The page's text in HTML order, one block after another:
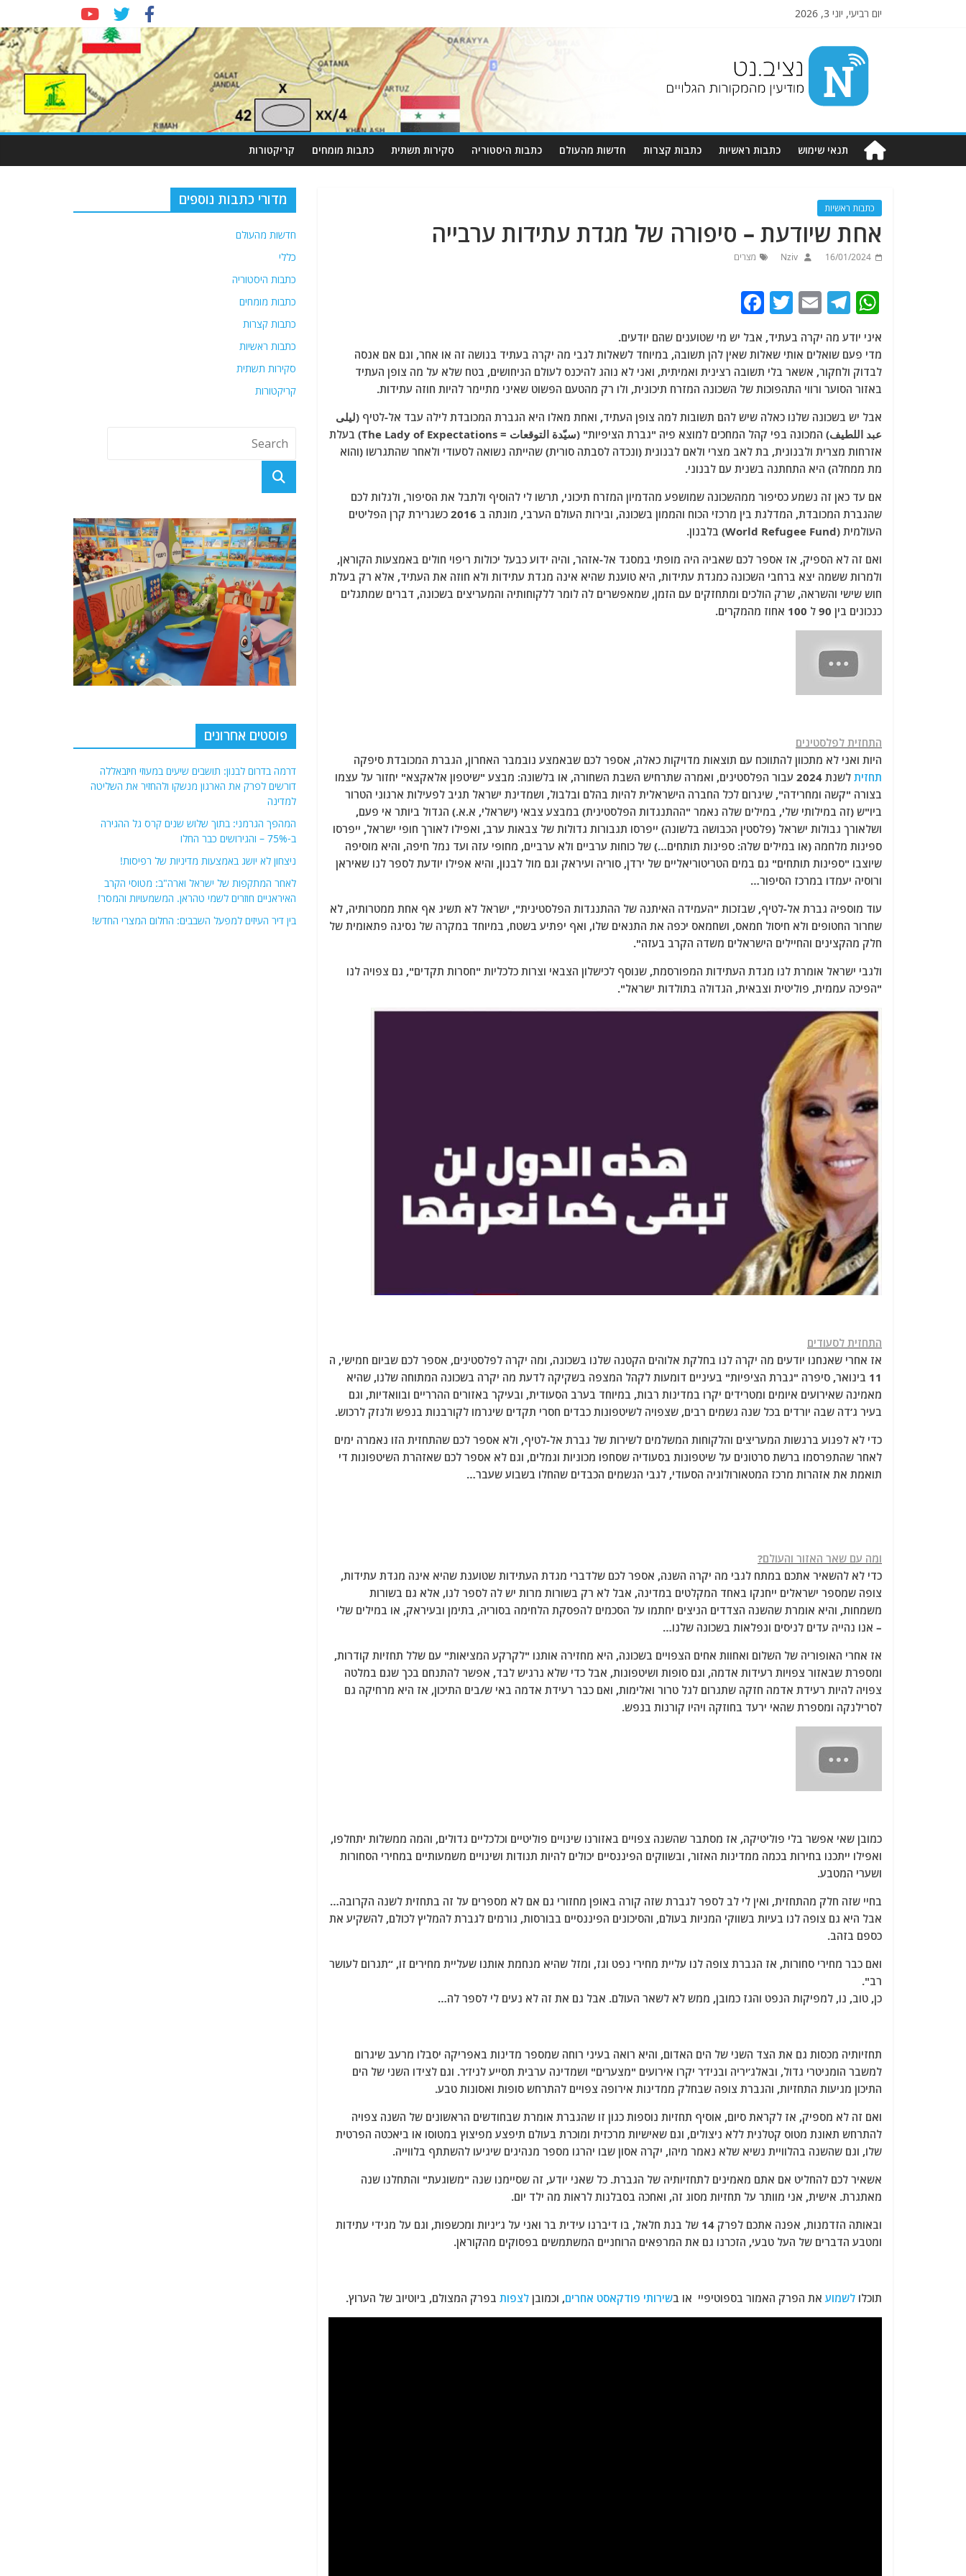
יום רביעי, יוני 3, 2026
Nziv.net
מודיעין
מהמקורות
תנאי שימוש כתבות ראשיות כתבות קצרות חדשות מהעולם כתבות היסטוריה סקירות תשתית כתבות מומחים קריקטורות
כתבות ראשיות
אחת שיודעת – סיפורה של מגדת עתידות ערבייה
16/01/2024
Nziv מצרים
W
at
s
A
p
p
T
e
g
ra
m
E
ai
l
T
itt
er
c
e
b
o
o
k
איני יודע מה יקרה בעתיד, אבל יש מי שטוענים שהם יודעים.
מדי פעם שואלים אותי שאלות שאין להן תשובה, במיוחד לשאלות לגבי מה יקרה בעתיד בנושה זה או אחר, וגם אם אנסה
לבדוק ולחקור, אשאר בלי תשובה רצינית ואמיתית, ואני לא נוהג להיכנס לעולם הניחושים, בטח שלא על מה צופן העתיד
באזור הסוער ורווי התהפוכות של השכונה המזרח תיכונית, ולו רק מהטעם הפשוט שאיני מתיימר להיות חוזה עתידות.
אבל יש בשכונה שלנו כאלה שיש להם תשובות למה צופן העתיד, ואחת מאלו היא הגברת המכובדת לילה עבד אל-לטיף (ليلى
عبد اللطيف) המכונה בפי קהל המחכים למוצא פיה "גברת הציפיות" (سيّدة التوقعات = The Lady of Expectations) בעלת
אזרחות מצרית ולבנונית, בת לאב מצרי ולאם לבנונית (ונכדה לסבתה סורית) שהייתה נשואה לסעודי ולאחר שהתגרשו (והוא
מת ממחלה) היא התחתנה בשנית עם לבנוני.
אם עד כאן זה נשמע כסיפור ממהשכונה שמושפע מהדמיון המזרח תיכוני, תרשו לי להוסיף ולתבל את הסיפור, ולגלות לכם
שהגברת המכובדת, המדלגת בין מרכזי הכוח והממון בשכונה, ובירות העולם הערבי, מונתה ב 2016 כשגרירת קרן הפליטים
העולמית (World Refugee Fund) בלבנון.
ואם זה לא הספיק, אז אספר לכם שאביה היה מופתי במסגד אל-אזהר, והיה ידוע כבעל יכולות ריפוי חולים באמצעות הקוראן,
ולמרות ששמה יצא ברחבי השכונה כמגדת עתידות, היא טוענת שהיא אינה מגדת עתידות ולא חוזה את העתיד, אלא רק בעלת
חוש שישי והשראה, שרק הולכים ומתחזקים עם הזמן, שמאפשרים לה לומר ללקוחותיה והמעריצים בשכונה, דברים שמתגלים
כנכונים בין 90 ל 100 אחוז מהמקרים.
התחזית לפלסטינים
היות ואני לא מתכוון להתווכח עם תוצאות מדויקות כאלה, אספר לכם שבאמצע נובמבר האחרון, הגברת המכובדת סיפקה
תחזית
לשנת 2024 עבור הפלסטינים, ואמרה שתרחיש השבת השחורה, או בלשונה: מבצע "שיטפון אלאקצא" יחזור על עצמו
בצורה "קשה ומחרידה", שיגרום לכל החברה הישראלית להיות בהלם ובלבול, ושמדינת ישראל תגיב לפעילות ארגוני הטרור
ביו"ש (זה במילותי שלי, במילים שלה נאמר "ההתנגדות הפלסטינית) במבצע צבאי (ישראלי, א.א.) הגדול ביותר אי פעם,
ושלאורך גבולות ישראל (פלסטין הכבושה בלשונה) ייפרסו תגבורות גדולות של צבאות ערב, ואפילו לאורך חופי ישראל, ייפרסו
ספינות מלחמה (או במילים שלה: ספינות תותחים…) של כוחות ערביים ולא ערביים, מחופי עזה ועד נמל חיפה, והיא מוסיפה
שיוצבו "ספינות תותחים" גם במים הטריטוריאליים של ירדן, סוריה ועיראק וגם מול לבנון, והיא אפילו יודעת לספר לנו שאיראן
ורוסיה יעמדו במרכז הסיפור…
עוד מוספיה גברת אל-לטיף, שבזכות "העמידה האיתנה של ההתנגדות הפלסטינית", ישראל לא תשיג אף אחת ממטרותיה, לא
שחרור החטופים ולא חיסול חמאס, ושחמאס יכפה את התנאים שלו, ואף יפתיע בשטח, במיוחד במקרה של נסיגה פתאומית של
חלק מהקצינים והחיילים הישראלים משדה הקרב בעזה".
ולגבי ישראל אומרת לנו מגדת העתידות המפורסמת, שנוסף לכישלון הצבאי וצרות כלכליות "חסרות תקדים", גם צפויה לנו
"הפיכה עממית, פוליטית וצבאית, הגדולה בתולדות ישראל".
התחזית לסעודים
אז אחרי שאנחנו יודעים מה יקרה לנו בחלקת אלוהים הקטנה שלנו בשכונה, ומה יקרה לפלסטינים, אספר לכם שביום חמישי, ה
11 בינואר, סיפרה "גברת הציפיות" בעיניים דומעות לקהל המצפה בשקיקה לדעת מה יקרה בשכונה המתוחה שלנו, שהיא
מאמינה שאירועים איומים ומטרידים יקרו במדינות רבות, במיוחד בערב הסעודית, ובעיקר באזורים ההרריים ובוואדיות, וגם
בעיר ג’דה שבה יורדים בכל שנה גשמים רבים, שצפויה לשיטפונות כבדים חסרי תקדים שיגרמו לקורבנות בנפש ולנזק לרכוש.
כדי לא לפגוע ברגשות המעריצים והלקוחות המשלמים לשירות של גברת אל-לטיף, ולא אספר לכם שהתחזית הזו נאמרה ימים
לאחר שהתפרסמו ברשת סרטונים על שיטפונות בסעודיה שסחפו מכוניות וגמלים, וגם לא אספר לכם שאזהרת השיטפונות די
תואמת את אזהרות מרכז המטאורולוגיה הסעודי, לגבי הגשמים הכבדים שהחלו בשבוע שעבר…
ומה עם שאר האזור והעולם?
כדי לא להשאיר אתכם במתח לגבי מה יקרה השנה, אספר לכם שלדברי מגדת העתידות שטוענת שהיא אינה מגדת עתידות,
צופה שמספר ישראלים ייחנקו באחד המקלטים במדינה, אבל לא רק בשורות מרות יש לה לספר לנו, אלא גם בשורות
משמחות, והיא אומרת שהשנה הצדדים הניצים יחתמו על הסכמים להפסקת הלחימה בסוריה, בתימן ובעיראק, או במילים שלי
– אנו נהייה עדים לניסים ונפלאות בשכונה שלנו…
אז אחרי האופוריה של השלום ואחוות אחים הצפויים בשכונה, היא מחזירה אותנו "לקרקע המציאות" עם שלל תחזיות קודרות,
ומספרת שבאזור צפויות רעידות אדמה, וגם סופות ושיטפונות, אבל כדי שלא נרגיש לבד, אפשר להתנחם בכך שגם במלטה
צפויה להיות רעידת אדמה חזקה שתגרום לגל טרור ואלימות, ואם כבר רעידת אדמה באי ש/בים התיכון, אז היא מרחיקה גם
לסרילנקה ומספרת שהאי ירעד בחוזקה ויהיו קורנות בנפש.
כמובן שאי אפשר בלי פוליטיקה, אז מסתבר שהשנה צפויים באזורנו שינויים פוליטיים וכלכליים גדולים, והמה ממשלות יתחלפו,
ואפילו ייתכנו בחירות בכמה ממדינות האזור, ובשווקים הפיננסיים יכולים להיות תנודות ושינויים משמעותיים במחירי הסחורות
ושערי המטבע.
בחיי שזה חלק מהתחזית, ואין לי לב לספר לגברת שזה קורה באופן מחזורי גם אם לא מספרים על זה בתחזית לשנה הקרובה…
אבל היא גם צופה לנו בעיות בשווקי המניות בעולם, והסיכונים הפיננסיים בבורסות, גורמים לגברת להמליץ לכולם, להשקיע את
כספם בזהב.
ואם כבר מחירי סחורות, אז הגברת צופה לנו עליית מחירי נפט וגז, ומזל שהיא מנחמת אותנו שעליית מחירים זו, “תגרום לעושר
רב".
כן, טוב, נו, למפיקות הנפט והגז כמובן, ממש לא לשאר העולם. אבל גם את זה לא נעים לי לספר לה…
תחזיותיה מכסות גם את הצד השני של הים האדום, והיא רואה בעיני רוחה שמספר מדינות באפריקה יסבלו מרעב שיגרום
למשבר הומניטרי גדול, ובאלג’יריה ובניז’ר יקרו אירועים "מצערים" ושמדינה ערבית תסייע לניז’ר. וגם לצידו השני של הים
התיכון מגיעות התחזיות, והגברת צופה שבחלק ממדינות אירופה צפויים להתרחש סופות ואסונות טבע.
ואם זה לא מספיק, אז לקראת סיום, אוסיף תחזיות נוספות כגון זו שהגברת אומרת שבחודשים הראשונים של השנה צפויה
להתרחש תאונת מטוס קטלנית ללא ניצולים, וגם שאישיות מרכזית ומוכרת בעולם תיפצע מפיצוץ במטוסו או ביאכטה הפרטית
שלו, וגם שהשנה בהלוויית נשיא שלא נאמר מיהו, יקרה אסון שבו יהרגו מספר מנהיגים שיגיעו להשתתף בלווייה.
אשאיר לכם להחליט אם אתם מאמינים לתחזיותיה של הגברת. כל שאני יודע, זה שסיימנו שנה "משוגעת" והתחלנו שנה
מאתגרת. אישית, אני מוותר על תחזיות מסוג זה, ואחכה בסבלנות לראות מה ילד יום.
ובאותה הזדמנות, אפנה אתכם לפרק 14 של בנת חלאל, בו דיברנו עידית בר ואני על ג’יניות ומכשפות, וגם על מגידי עתידות
ומטבע הדברים של העל טבעי, הזכרנו גם את המרפאים הרוחניים המשתמשים בפסוקים מהקוראן.
תוכלו לשמוע את הפרק האמור בספוטיפיי או בשירותי פודקאסט אחרים, וכמובן לצפות בפרק המצולם, ביוטיוב של הערוץ.
מדורי כתבות נוספים
חדשות מהעולם
כללי
כתבות היסטוריה
כתבות מומחים
כתבות קצרות
כתבות ראשיות
סקירות תשתית
קריקטורות
פוסטים אחרונים
דרמה בדרום לבנון: תושבים שיעים במעוזי חיזבאללה
דורשים לפרק את הארגון מנשקו ולהחזיר את השליטה
למדינה
המהפך הגרמני: בתוך שלוש שנים קרס גל ההגירה
ב-75% – והגירושים כבר החלו
ניצחון לא יושג באמצעות מדיניות של רפיסות!
לאחר המתקפות של ישראל וארה"ב: מטוסי הקרב
האיראניים חוזרים לשמי טהראן. המשמעויות והמסר!
בין דיר העיזים למפעל השבבים: החלום המצרי החדש!